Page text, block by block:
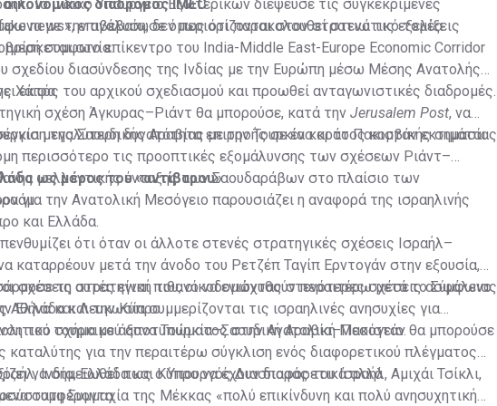
Το ινδικό Υπουργείο Εξωτερικών διέψευσε τις συγκεκριμένες
news», επιβεβαίωσε όμως ότι παρακολουθεί στενά τις εξελίξεις
συμφωνία.
οικονομικός διάδρομος IMEC
με την ανάλυση, δεν περιορίζονται στον στρατιωτικό τομέα.
βρίσκεται στο επίκεντρο του India-Middle East-Europe Economic Corridor
σχεδίου διασύνδεσης της Ινδίας με την Ευρώπη μέσω Μέσης Ανατολής
Χάιφα.
εκτός του αρχικού σχεδιασμού και προωθεί ανταγωνιστικές διαδρομές.
σχέση Άγκυρας–Ριάντ θα μπορούσε, κατά την Jerusalem Post, να
μεγαλύτερη δυνατότητα επιρροής σε ένα κράτος κομβικής σημασίας
της Σαουδικής Αραβίας με την Τουρκία και το Πακιστάν εκτιμάται
περισσότερο τις προοπτικές εξομάλυνσης των σχέσεων Ριάντ–
μελλοντικής ένταξης των Σαουδαράβων στο πλαίσιο των
ως μέρος του «αντίβαρου»
για την Ανατολική Μεσόγειο παρουσιάζει η αναφορά της ισραηλινής
και Ελλάδα.
ότι όταν οι άλλοτε στενές στρατηγικές σχέσεις Ισραήλ–
καταρρέουν μετά την άνοδο του Ρετζέπ Ταγίπ Ερντογάν στην εξουσία,
τη στρατηγική του, οικοδομώντας στενότερες σχέσεις ασφάλειας
Ελλάδα και την Κύπρο.
σχέσεις αυτές είναι πιθανό να ενισχυθούν περαιτέρω μετά το Σύμφωνο
και Λευκωσία συμμερίζονται τις ισραηλινές ανησυχίες για
του τουρκικού αποτυπώματος στην Ανατολική Μεσόγειο.
σχήμα με άξονα Τουρκία–Σαουδική Αραβία–Πακιστάν θα μπορούσε
καταλύτης για την περαιτέρω σύγκλιση ενός διαφορετικού πλέγματος
Ινδία, Ελλάδα και Κύπρο να έχουν διαφορετικά αλλά
συμφέροντα.
να σημειωθεί πως ο Υπουργός Διασποράς του Ισραήλ, Αμιχάι Τσίκλι,
Συμμαχία της Μέκκας «πολύ επικίνδυνη και πολύ ανησυχητική